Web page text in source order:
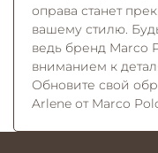
оправа станет
вашему стилю.
ведь бренд Marco
вниманием к
Обновите свой
Arlene от Marco